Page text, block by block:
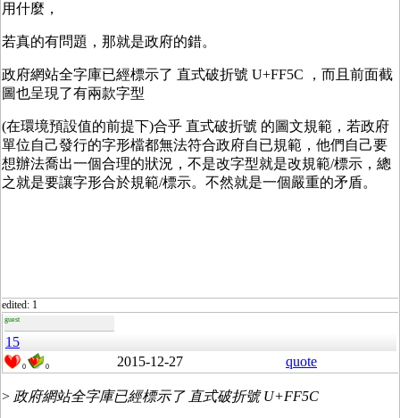
用什麼，
若真的有問題，那就是政府的錯。
政府網站全字庫已經標示了 直式破折號 U+FF5C ，而且前面截
圖也呈現了有兩款字型
(在環境預設值的前提下)合乎 直式破折號 的圖文規範，若政府
單位自己發行的字形檔都無法符合政府自已規範，他們自己要
想辦法喬出一個合理的狀況，不是改字型就是改規範/標示，總
之就是要讓字形合於規範/標示。不然就是一個嚴重的矛盾。
edited: 1
guest
15
0 0 2015-12-27 quote
> 政府網站全字庫已經標示了 直式破折號 U+FF5C